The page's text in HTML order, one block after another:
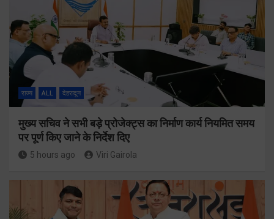
राज्य ALL देहरादून
मुख्य सचिव ने सभी बड़े प्रोजेक्ट्स का निर्माण कार्य नियमित समय
पर पूर्ण किए जाने के निर्देश दिए
5 hours ago Viri Gairola